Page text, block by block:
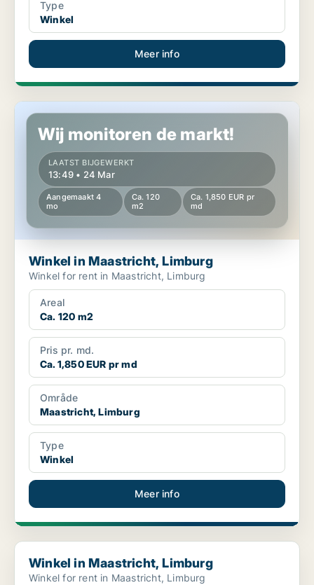
Type
Winkel
Meer info
Winkel in Maastricht, Limburg
Wij monitoren de markt!
LAATST BIJGEWERKT
13:49 • 24 Mar
Aangemaakt 4
mo
Ca. 120
m2
Ca. 1,850 EUR pr
md
Winkel in Maastricht, Limburg
Winkel for rent in Maastricht, Limburg
Areal
Ca. 120 m2
Pris pr. md.
Ca. 1,850 EUR pr md
Område
Maastricht, Limburg
Type
Winkel
Meer info
Winkel in Maastricht, Limburg
Winkel in Maastricht, Limburg
Winkel for rent in Maastricht, Limburg